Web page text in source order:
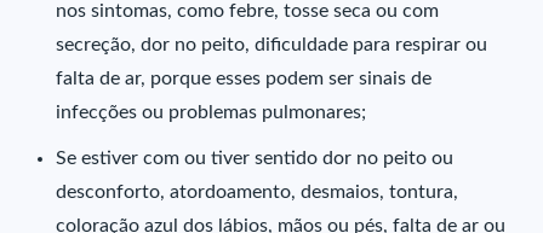
nos sintomas, como febre, tosse seca ou com
secreção, dor no peito, dificuldade para respirar ou
falta de ar, porque esses podem ser sinais de
infecções ou problemas pulmonares;
Se estiver com ou tiver sentido dor no peito ou
desconforto, atordoamento, desmaios, tontura,
coloração azul dos lábios, mãos ou pés, falta de ar ou